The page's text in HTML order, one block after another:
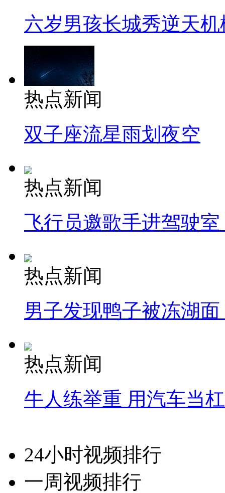
六岁男孩长城秀逆天机
热点新闻
双子座流星雨划夜空
热点新闻
飞行员邀歌手进驾驶
热点新闻
男子发现鸭子被冻湖
热点新闻
牛人练举重 用汽车当
24小时视频排行
一周视频排行